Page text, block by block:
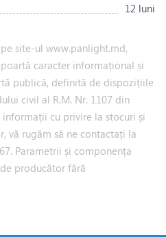
12 luni
site-ul www.panlight.md,
caracter informațional și
publică, definită de dispozițiile
civil al R.M. Nr. 1107 din
informații cu privire la stocuri și
vă rugăm să ne contactați la
Parametrii și componența
producător fără